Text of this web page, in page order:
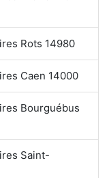
Rots 14980
Caen 14000
Bourguébus
Saint-